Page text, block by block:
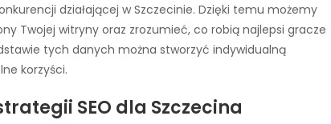
działającej w Szczecinie. Dzięki temu możemy
Twojej witryny oraz zrozumieć, co robią najlepsi gracze
tych danych można stworzyć indywidualną
korzyści.
SEO dla Szczecina